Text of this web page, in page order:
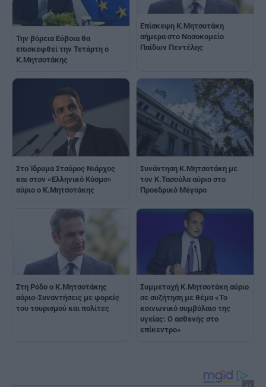
Την βόρεια Εύβοια θα
επισκεφθεί την Τετάρτη ο
Κ.Μητσοτάκης
Επίσκεψη Κ.Μητσοτάκη
σήμερα στο Νοσοκομείο
Παίδων Πεντέλης
Στο Ίδρυμα Σταύρος Νιάρχος
και στον «Ελληνικό Κόσμο»
αύριο ο Κ.Μητσοτάκης
Συνάντηση Κ.Μητσοτάκη με
τον Κ.Τασούλα αύριο στο
Προεδρικό Μέγαρο
Στη Ρόδο ο Κ.Μητσοτάκης
αύριο-Συναντήσεις με φορείς
του τουρισμού και πολίτες
Συμμετοχή Κ.Μητσοτάκη αύριο
σε συζήτηση με θέμα «Το
κοινωνικό συμβόλαιο της
υγείας: Ο ασθενής στο
επίκεντρο»